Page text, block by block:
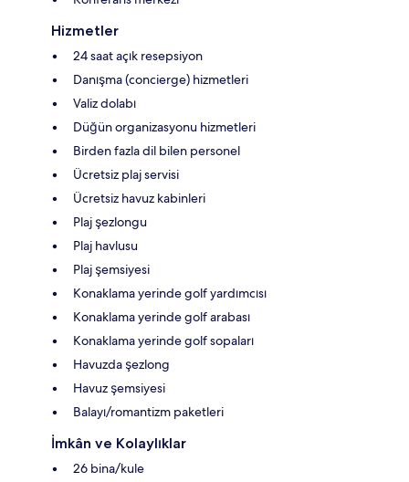
Hizmetler
24 saat açık resepsiyon
Danışma (concierge) hizmetleri
Valiz dolabı
Düğün organizasyonu hizmetleri
Birden fazla dil bilen personel
Ücretsiz plaj servisi
Ücretsiz havuz kabinleri
Plaj şezlongu
Plaj havlusu
Plaj şemsiyesi
Konaklama yerinde golf yardımcısı
Konaklama yerinde golf arabası
Konaklama yerinde golf sopaları
Havuzda şezlong
Havuz şemsiyesi
Balayı/romantizm paketleri
İmkân ve Kolaylıklar
26 bina/kule